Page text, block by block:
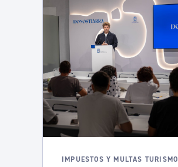
IMPUESTOS Y MULTAS TURISMO